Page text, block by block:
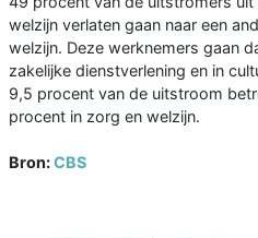
welzijn verlaten gaan naar een
welzijn. Deze werknemers gaan
zakelijke dienstverlening en in
9,5 procent van de uitstroom
procent in zorg en welzijn.
Bron:CBS